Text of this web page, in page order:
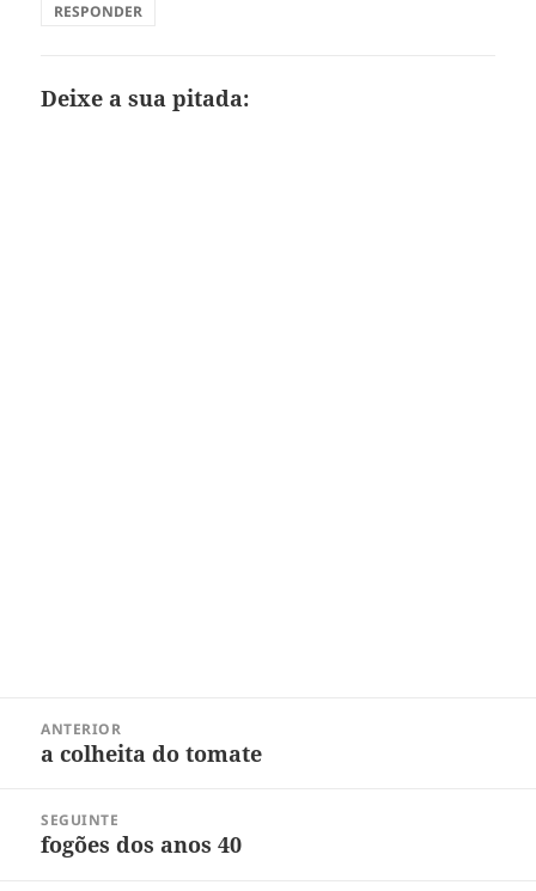
RESPONDER
Deixe a sua pitada:
ANTERIOR
Post
a colheita do tomate
SEGUINTE
Próximo
fogões dos anos 40